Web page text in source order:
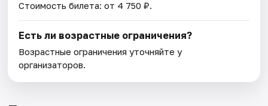
Стоимость билета: от 4 750 ₽.
Есть ли возрастные ограничения?
Возрастные ограничения уточняйте у
организаторов.